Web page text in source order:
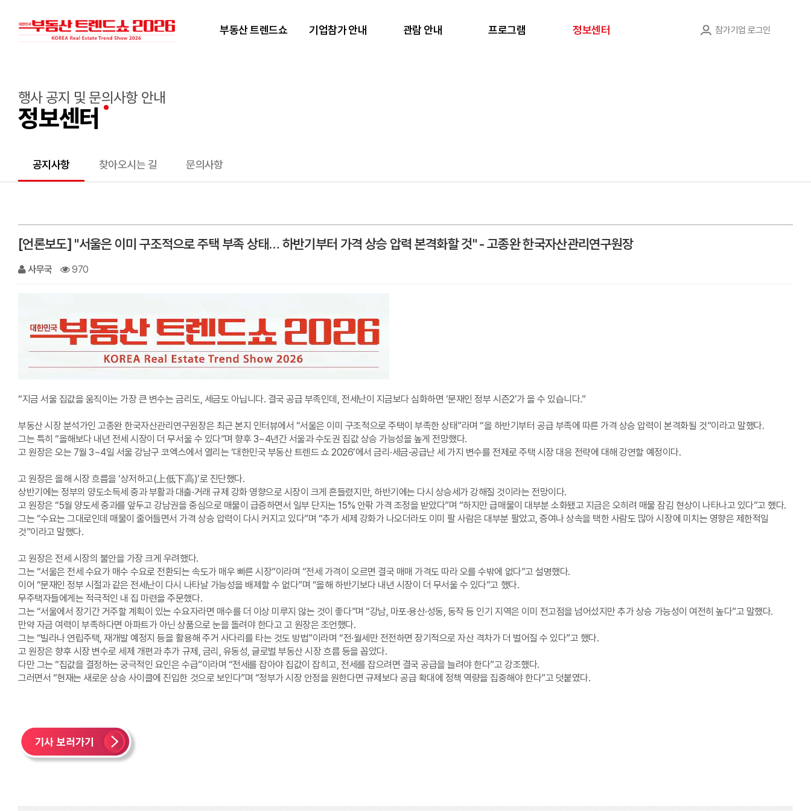
부동산 트렌드쇼 기업참가 안내 관람 안내 프로그램 정보센터 참가기업 로그인
행사 공지 및 문의사항 안내
정보센터
공지사항 찾아오시는 길 문의사항
[언론보도] "서울은 이미 구조적으로 주택 부족 상태… 하반기부터 가격 상승 압력 본격화할 것" - 고종완 한국자산관리연구원장
사무국 970
“지금 서울 집값을 움직이는 가장 큰 변수는 금리도, 세금도 아닙니다. 결국 공급 부족인데, 전세난이 지금보다 심화하면 ‘문재인 정부 시즌2’가 올 수 있습니다.”
부동산 시장 분석가인 고종완 한국자산관리연구원장은 최근 본지 인터뷰에서 “서울은 이미 구조적으로 주택이 부족한 상태”라며 “올 하반기부터 공급 부족에 따른 가격 상승 압력이 본격화될 것”이라고 말했다.
그는 특히 “올해보다 내년 전세 시장이 더 무서울 수 있다”며 향후 3~4년간 서울과 수도권 집값 상승 가능성을 높게 전망했다.
고 원장은 오는 7월 3~4일 서울 강남구 코엑스에서 열리는 ‘대한민국 부동산 트렌드 쇼 2026’에서 금리·세금·공급난 세 가지 변수를 전제로 주택 시장 대응 전략에 대해 강연할 예정이다.
고 원장은 올해 시장 흐름을 ‘상저하고(上低下高)’로 진단했다.
상반기에는 정부의 양도소득세 중과 부활과 대출·거래 규제 강화 영향으로 시장이 크게 흔들렸지만, 하반기에는 다시 상승세가 강해질 것이라는 전망이다.
고 원장은 “5월 양도세 중과를 앞두고 강남권을 중심으로 매물이 급증하면서 일부 단지는 15% 안팎 가격 조정을 받았다”며 “하지만 급매물이 대부분 소화됐고 지금은 오히려 매물 잠김 현상이 나타나고 있다”고 했다.
그는 “수요는 그대로인데 매물이 줄어들면서 가격 상승 압력이 다시 커지고 있다”며 “추가 세제 강화가 나오더라도 이미 팔 사람은 대부분 팔았고, 증여나 상속을 택한 사람도 많아 시장에 미치는 영향은 제한적일
것”이라고 말했다.
고 원장은 전세 시장의 불안을 가장 크게 우려했다.
그는 “서울은 전세 수요가 매수 수요로 전환되는 속도가 매우 빠른 시장”이라며 “전세 가격이 오르면 결국 매매 가격도 따라 오를 수밖에 없다”고 설명했다.
이어 “문재인 정부 시절과 같은 전세난이 다시 나타날 가능성을 배제할 수 없다”며 “올해 하반기보다 내년 시장이 더 무서울 수 있다”고 했다.
무주택자들에게는 적극적인 내 집 마련을 주문했다.
그는 “서울에서 장기간 거주할 계획이 있는 수요자라면 매수를 더 이상 미루지 않는 것이 좋다”며 “강남, 마포·용산·성동, 동작 등 인기 지역은 이미 전고점을 넘어섰지만 추가 상승 가능성이 여전히 높다”고 말했다.
만약 자금 여력이 부족하다면 아파트가 아닌 상품으로 눈을 돌려야 한다고 고 원장은 조언했다.
그는 “빌라나 연립주택, 재개발 예정지 등을 활용해 주거 사다리를 타는 것도 방법”이라며 “전·월세만 전전하면 장기적으로 자산 격차가 더 벌어질 수 있다”고 했다.
고 원장은 향후 시장 변수로 세제 개편과 추가 규제, 금리, 유동성, 글로벌 부동산 시장 흐름 등을 꼽았다.
다만 그는 “집값을 결정하는 궁극적인 요인은 수급”이라며 “전세를 잡아야 집값이 잡히고, 전세를 잡으려면 결국 공급을 늘려야 한다”고 강조했다.
그러면서 “현재는 새로운 상승 사이클에 진입한 것으로 보인다”며 “정부가 시장 안정을 원한다면 규제보다 공급 확대에 정책 역량을 집중해야 한다”고 덧붙였다.